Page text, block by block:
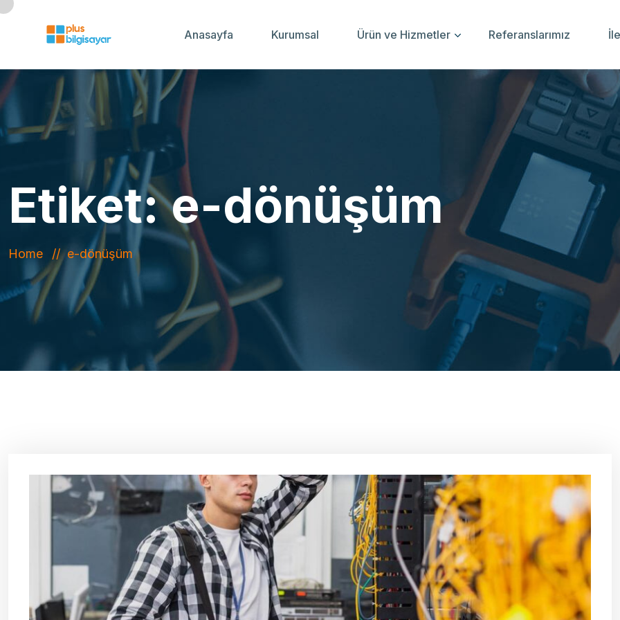
Anasayfa Kurumsal Ürün ve Hizmetler Referanslarımız
Etiket:e-dönüşüm
Home e-dönüşüm